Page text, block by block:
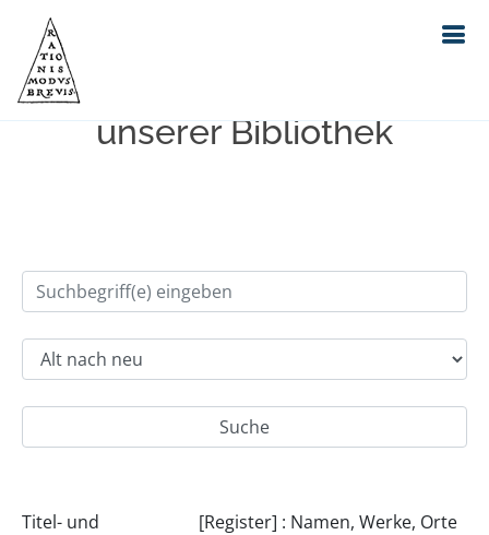
Einfache Suche im Bestand
unserer Bibliothek
Titel- und
[Register] : Namen, Werke, Orte